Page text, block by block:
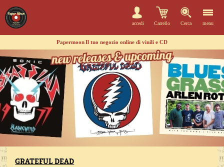
accedi Carrello Cerca menu
PapermoonIl tuo negozio online di vinili e CD
GRATEFUL DEAD